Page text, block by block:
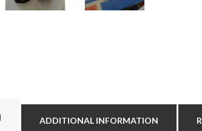
ADDITIONAL INFORMATION